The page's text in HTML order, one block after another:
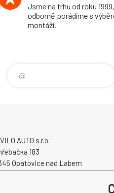
Jsme na trhu od roku
odborně porádíme s
montáží.
AUTO s.r.o.
183
Opatovice nad Labem
republika
60931868